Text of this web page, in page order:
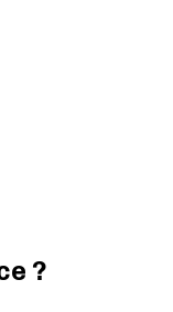
?